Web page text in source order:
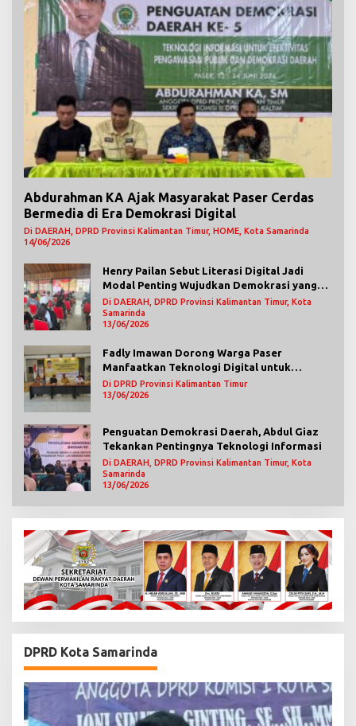
Abdurahman KA Ajak Masyarakat Paser Cerdas
Bermedia di Era Demokrasi Digital
Di DAERAH, DPRD Provinsi Kalimantan Timur, HOME, Kota Samarinda
14/06/2026
Henry Pailan Sebut Literasi Digital Jadi
Modal Penting Wujudkan Demokrasi yang
Lebih Terbuka
Di DAERAH, DPRD Provinsi Kalimantan Timur, Kota
Samarinda
13/06/2026
Fadly Imawan Dorong Warga Paser
Manfaatkan Teknologi Digital untuk
Mengawasi Jalannya Pemerintahan
Di DPRD Provinsi Kalimantan Timur
13/06/2026
Penguatan Demokrasi Daerah, Abdul Giaz
Tekankan Pentingnya Teknologi Informasi
Di DAERAH, DPRD Provinsi Kalimantan Timur, Kota
Samarinda
13/06/2026
DPRD Kota Samarinda